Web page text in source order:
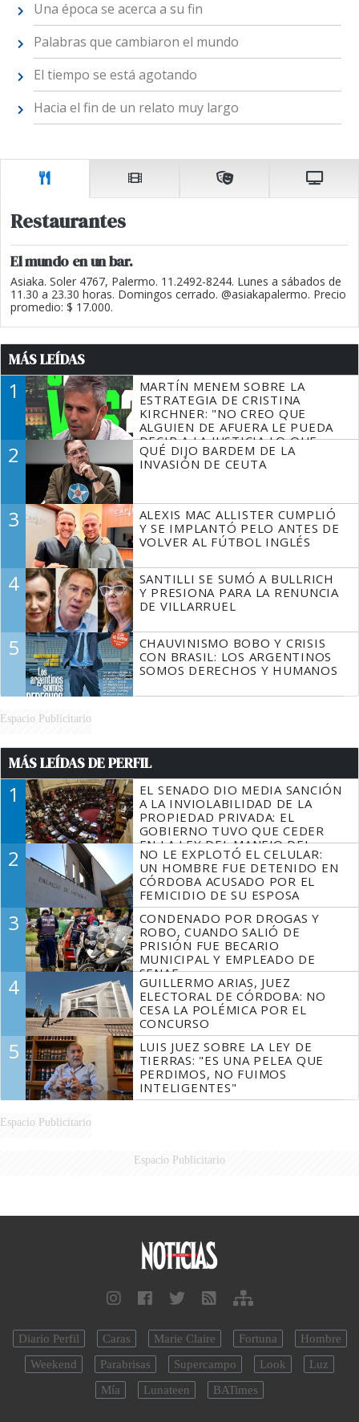
Una época se acerca a su fin
Palabras que cambiaron el mundo
El tiempo se está agotando
Hacia el fin de un relato muy largo
Restaurantes
El mundo en un bar.
Asiaka. Soler 4767, Palermo. 11.2492-8244. Lunes a sábados de
11.30 a 23.30 horas. Domingos cerrado. @asiakapalermo. Precio
promedio: $ 17.000.
MÁS LEÍDAS
1
MARTÍN MENEM SOBRE LA
ESTRATEGIA DE CRISTINA
KIRCHNER: "NO CREO QUE
ALGUIEN DE AFUERA LE PUEDA
DECIR A LA JUSTICIA LO QUE
TIENE QUE HACER"
2
QUÉ DIJO BARDEM DE LA
INVASIÓN DE CEUTA
3
ALEXIS MAC ALLISTER CUMPLIÓ
Y SE IMPLANTÓ PELO ANTES DE
VOLVER AL FÚTBOL INGLÉS
4
SANTILLI SE SUMÓ A BULLRICH
Y PRESIONA PARA LA RENUNCIA
DE VILLARRUEL
5
CHAUVINISMO BOBO Y CRISIS
CON BRASIL: LOS ARGENTINOS
SOMOS DERECHOS Y HUMANOS
Espacio Publicitario
MÁS LEÍDAS DE PERFIL
1
EL SENADO DIO MEDIA SANCIÓN
A LA INVIOLABILIDAD DE LA
PROPIEDAD PRIVADA: EL
GOBIERNO TUVO QUE CEDER
EN LA LEY DEL MANEJO DEL
FUEGO
2
NO LE EXPLOTÓ EL CELULAR:
UN HOMBRE FUE DETENIDO EN
CÓRDOBA ACUSADO POR EL
FEMICIDIO DE SU ESPOSA
3
CONDENADO POR DROGAS Y
ROBO, CUANDO SALIÓ DE
PRISIÓN FUE BECARIO
MUNICIPAL Y EMPLEADO DE
SENAF
4
GUILLERMO ARIAS, JUEZ
ELECTORAL DE CÓRDOBA: NO
CESA LA POLÉMICA POR EL
CONCURSO
5
LUIS JUEZ SOBRE LA LEY DE
TIERRAS: "ES UNA PELEA QUE
PERDIMOS, NO FUIMOS
INTELIGENTES"
Espacio Publicitario
Espacio Publicitario
Diario Perfil Caras Marie Claire Fortuna
Hombre
Weekend
Parabrisas Supercampo Look
Luz
Mía
Lunateen BATimes